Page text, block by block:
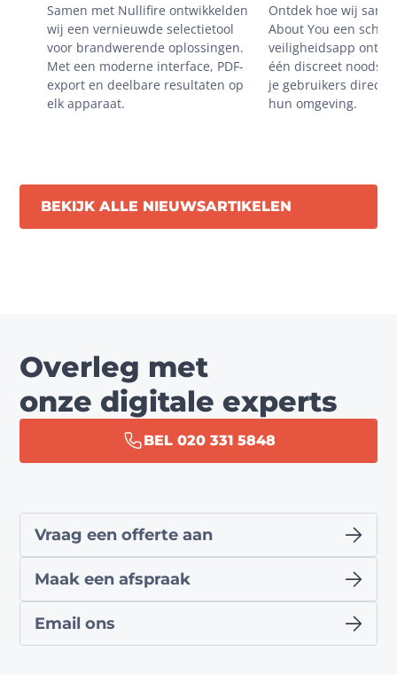
Samen met Nullifire ontwikkelden
wij een vernieuwde selectietool
voor brandwerende oplossingen.
Met een moderne interface, PDF-
export en deelbare resultaten op
elk apparaat.
situaties
Ontdek hoe wij
About You een
veiligheidsapp
één discreet
je gebruikers direct
hun omgeving.
BEKIJK ALLE NIEUWSARTIKELEN
Overleg met
onze digitale experts
BEL 020 331 5848
Vraag een offerte aan
Maak een afspraak
Email ons